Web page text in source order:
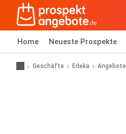
Home Neueste Prospekte
Geschäfte Edeka Angebote